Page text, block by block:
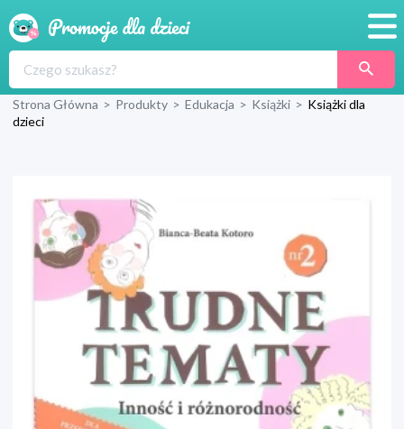
Produkty
Wyprawka
Strona Główna > Produkty > Edukacja > Książki > Książki dla
dzieci